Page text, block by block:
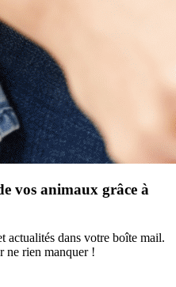
vos animaux grâce à
actualités dans votre boîte mail.
ne rien manquer !